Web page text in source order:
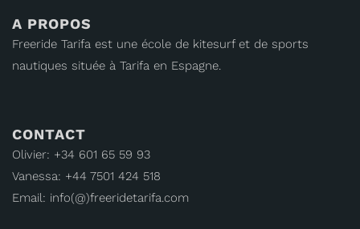
A PROPOS
Freeride Tarifa est une école de kitesurf et de sports
nautiques située à Tarifa en Espagne.
CONTACT
Olivier: +34 601 65 59 93
Vanessa: +44 7501 424 518
Email: info(@)freeridetarifa.com